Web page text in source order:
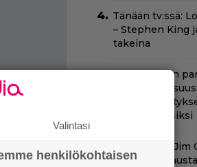
Tänään tv:ssä:
– Stephen King
takeina
Illan Bond on
kässärin uusiksi
Illalla tv:ssä:
raakaa
Valintasi
henkilökohtaisen